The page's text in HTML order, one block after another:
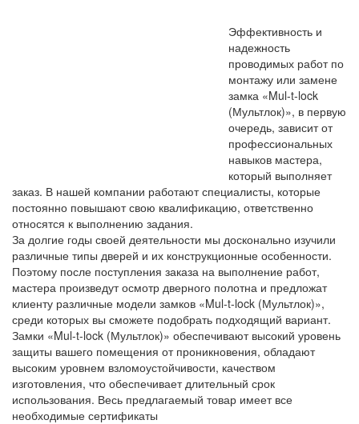
Эффективность и
надежность
проводимых работ по
монтажу или замене
замка «Mul-t-lock
(Мультлок)», в первую
очередь, зависит от
профессиональных
навыков мастера,
который выполняет
заказ. В нашей компании работают специалисты, которые
постоянно повышают свою квалификацию, ответственно
относятся к выполнению задания.
За долгие годы своей деятельности мы досконально изучили
различные типы дверей и их конструкционные особенности.
Поэтому после поступления заказа на выполнение работ,
мастера произведут осмотр дверного полотна и предложат
клиенту различные модели замков «Mul-t-lock (Мультлок)»,
среди которых вы сможете подобрать подходящий вариант.
Замки «Mul-t-lock (Мультлок)» обеспечивают высокий уровень
защиты вашего помещения от проникновения, обладают
высоким уровнем взломоустойчивости, качеством
изготовления, что обеспечивает длительный срок
использования. Весь предлагаемый товар имеет все
необходимые сертификаты